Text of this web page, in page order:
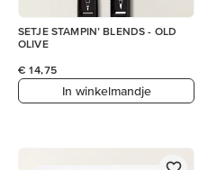
SETJE STAMPIN’ BLENDS - OLD
OLIVE
€ 14,75
In winkelmandje